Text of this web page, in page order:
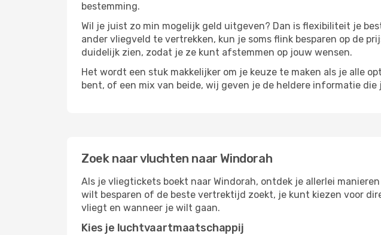
bestemming.
Wil je juist zo min mogelijk geld uitgeven? Dan is flexibiliteit je
ander vliegveld te vertrekken, kun je soms flink besparen op de
duidelijk zien, zodat je ze kunt afstemmen op jouw wensen.
Het wordt een stuk makkelijker om je keuze te maken als je alle
bent, of een mix van beide, wij geven je de heldere informatie
Zoek naar vluchten naar Windorah
Als je vliegtickets boekt naar Windorah, ontdek je allerlei
wilt besparen of de beste vertrektijd zoekt, je kunt kiezen voor
vliegt en wanneer je wilt gaan.
Kies je luchtvaartmaatschappij